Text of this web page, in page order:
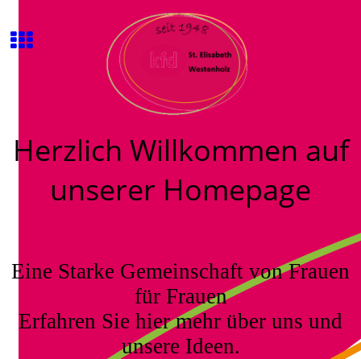
Herzlich Willkommen auf
unserer Homepage
Eine Starke Gemeinschaft von Frauen
für Frauen
Erfahren Sie hier mehr über uns und
unsere Ideen.